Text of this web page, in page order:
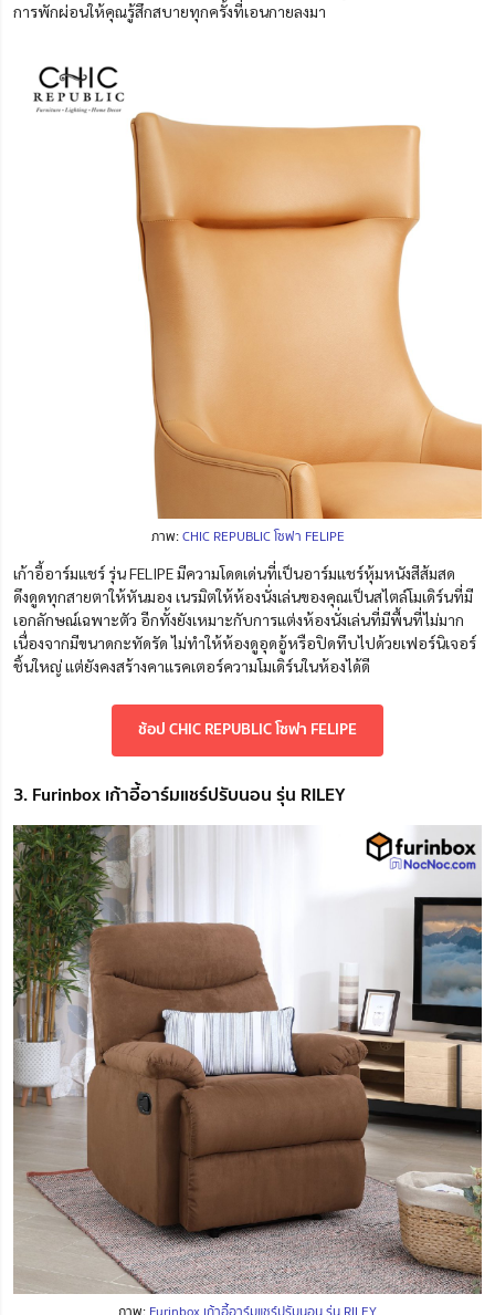
การพักผ่อนให้คุณรู้สึกสบายทุกครั้งที่เอนกายลงมา
ภาพ:CHIC REPUBLIC โซฟา FELIPE
เก้าอี้อาร์มแชร์ รุ่น FELIPE มีความโดดเด่นที่เป็นอาร์มแชร์หุ้มหนังสีส้มสด
ดึงดูดทุกสายตาให้หันมอง เนรมิตให้ห้องนั่งเล่นของคุณเป็นสไตล์โมเดิร์นที่มี
เอกลักษณ์เฉพาะตัว อีกทั้งยังเหมาะกับการแต่งห้องนั่งเล่นที่มีพื้นที่ไม่มาก
เนื่องจากมีขนาดกะทัดรัด ไม่ทำให้ห้องดูอุดอู้หรือปิดทึบไปด้วยเฟอร์นิเจอร์
ชิ้นใหญ่ แต่ยังคงสร้างคาแรคเตอร์ความโมเดิร์นในห้องได้ดี
ช้อป CHIC REPUBLIC โซฟา FELIPE
3. Furinbox เก้าอี้อาร์มแชร์ปรับนอน รุ่น RILEY